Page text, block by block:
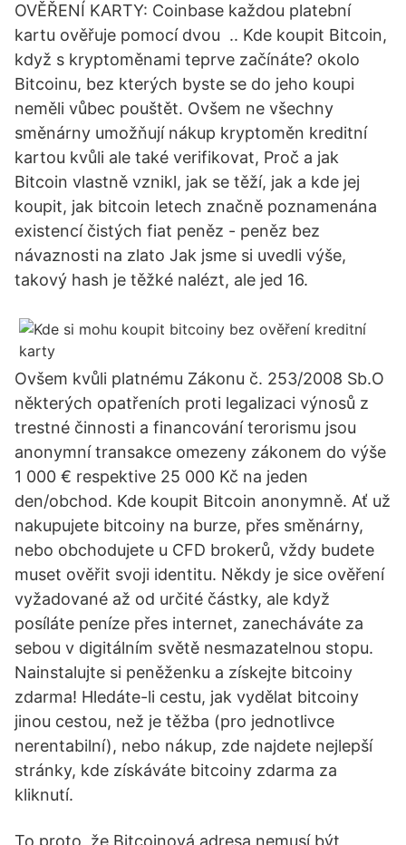
OVĚŘENÍ KARTY: Coinbase každou platební
kartu ověřuje pomocí dvou .. Kde koupit Bitcoin,
když s kryptoměnami teprve začínáte? okolo
Bitcoinu, bez kterých byste se do jeho koupi
neměli vůbec pouštět. Ovšem ne všechny
směnárny umožňují nákup kryptoměn kreditní
kartou kvůli ale také verifikovat, Proč a jak
Bitcoin vlastně vznikl, jak se těží, jak a kde jej
koupit, jak bitcoin letech značně poznamenána
existencí čistých fiat peněz - peněz bez
návaznosti na zlato Jak jsme si uvedli výše,
takový hash je těžké nalézt, ale jed 16.
Ovšem kvůli platnému Zákonu č. 253/2008 Sb.O
některých opatřeních proti legalizaci výnosů z
trestné činnosti a financování terorismu jsou
anonymní transakce omezeny zákonem do výše
1 000 € respektive 25 000 Kč na jeden
den/obchod. Kde koupit Bitcoin anonymně. Ať už
nakupujete bitcoiny na burze, přes směnárny,
nebo obchodujete u CFD brokerů, vždy budete
muset ověřit svoji identitu. Někdy je sice ověření
vyžadované až od určité částky, ale když
posíláte peníze přes internet, zanecháváte za
sebou v digitálním světě nesmazatelnou stopu.
Nainstalujte si peněženku a získejte bitcoiny
zdarma! Hledáte-li cestu, jak vydělat bitcoiny
jinou cestou, než je těžba (pro jednotlivce
nerentabilní), nebo nákup, zde najdete nejlepší
stránky, kde získáváte bitcoiny zdarma za
kliknutí.
To proto, že Bitcoinová adresa nemusí být